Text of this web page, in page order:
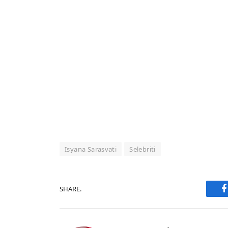
Isyana Sarasvati Selebriti
SHARE.